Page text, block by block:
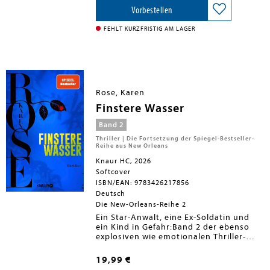
der klassischen Kriminalromane.In
jedem Murdle-Rätsel muss der
unerschrockene Detektiv einen Mordfall
trapsen.
Vorbestellen
FEHLT KURZFRISTIG AM LAGER
Rose, Karen
Finstere Wasser
Band 2
Thriller | Die Fortsetzung der Spiegel-Bestseller-
Reihe aus New Orleans
Knaur HC, 2026
Softcover
ISBN/EAN: 9783426217856
Deutsch
Die New-Orleans-Reihe 2
Ein Star-Anwalt, eine Ex-Soldatin und
ein Kind in Gefahr:Band 2 der ebenso
explosiven wie emotionalen Thriller-
Autorin Karen Rose!Zwar hat der
brillante Anwalt Kaj Cardozo damit
19,99 €